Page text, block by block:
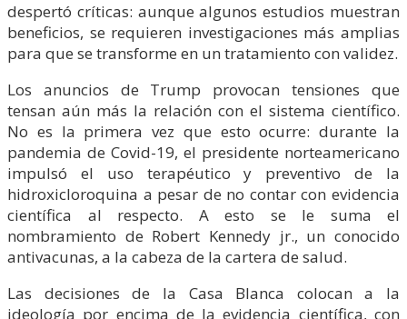
despertó críticas: aunque algunos estudios muestran
beneficios, se requieren investigaciones más amplias
para que se transforme en un tratamiento con validez.
Los anuncios de Trump provocan tensiones que
tensan aún más la relación con el sistema científico.
No es la primera vez que esto ocurre: durante la
pandemia de Covid-19, el presidente norteamericano
impulsó el uso terapéutico y preventivo de la
hidroxicloroquina a pesar de no contar con evidencia
científica al respecto. A esto se le suma el
nombramiento de Robert Kennedy jr., un conocido
antivacunas, a la cabeza de la cartera de salud.
Las decisiones de la Casa Blanca colocan a la
ideología por encima de la evidencia científica, con